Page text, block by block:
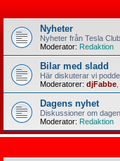
Nyheter
Nyheter från Tesla
Moderator: Redaktion
Bilar med sladd
Här diskuterar vi
Moderatorer: djFabbe
Dagens nyhet
Diskussioner om
Moderator: Redaktion